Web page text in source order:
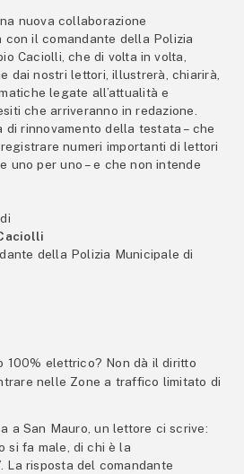
nuova collaborazione
con il comandante della Polizia
Caciolli, che di volta in volta,
dai nostri lettori, illustrerà, chiarirà,
legate all’attualità e
che arriveranno in redazione.
di rinnovamento della testata – che
numeri importanti di lettori
uno per uno – e che non intende
della Polizia Municipale di
100% elettrico? Non dà il diritto
nelle Zone a traffico limitato di
a San Mauro, un lettore ci scrive:
si fa male, di chi è la
La risposta del comandante